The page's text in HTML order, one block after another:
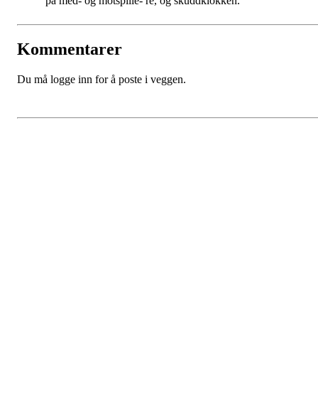
Kommentarer
Du må logge inn for å poste i veggen.